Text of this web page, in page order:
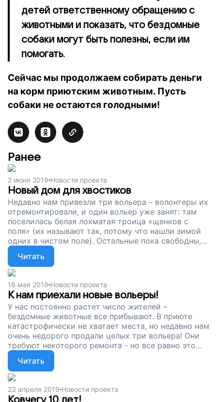
детей ответственному обращению с
животными и показать, что бездомные
собаки могут быть полезны, если им
помогать.
Сейчас мы продолжаем собирать деньги
на корм приютским животным. Пусть
собаки не остаются голодными!
Ранее
2 июня 2019 Новости проекта
Новый дом для хвостиков
Недавно нам привезли три вольера – волонтеры их
отремонтировали, и один вольер уже занят: там
поселилась белая лохматая троица «щенков с
поля» (их называют так, потому что нашли зимой
одних в чистом поле). Остальные пока свободны,
но это не надолго. Сейчас мы собираем деньги,
чтобы у уличных животных появился дом, и они
забыли о голоде и боли. Поддержите наш проект!
Читать
18 мая 2019 Новости проекта
К нам приехали новые вольеры!
У нас постоянно растет число жителей –
бездомные животные все прибывают. В приюте
катастрофически не хватает места, но недавно нам
очень недорого продали целых три вольера! Они
требуют некоторого ремонта - но все равно это
большой подарок для нас! Мы приступаем к
работам и продолжаем собирать деньги на корм
животным – помогите нам накормить бездомных
кошек, поддержите наш проект!
Читать
23 апреля 2019 Новости проекта
Ковчегу 10 лет!